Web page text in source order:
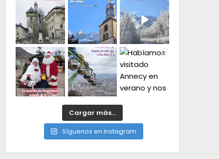
Cargar más...
Síguenos en Instagram